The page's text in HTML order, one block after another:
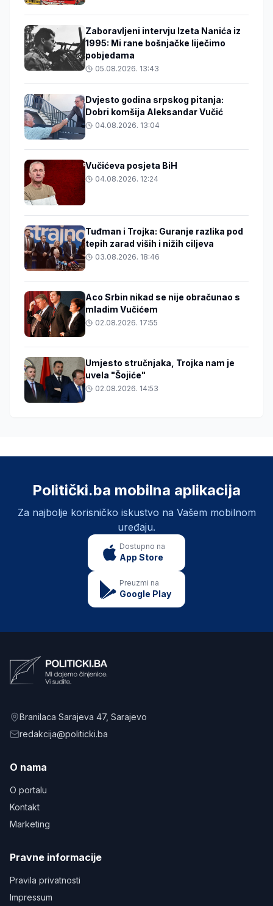
Zaboravljeni intervju Izeta Nanića iz
1995: Mi rane bošnjačke liječimo
pobjedama
05.08.2026. 13:43
Dvjesto godina srpskog pitanja:
Dobri komšija Aleksandar Vučić
04.08.2026. 13:04
Vučićeva posjeta BiH
04.08.2026. 12:24
Tuđman i Trojka: Guranje razlika pod
tepih zarad viših i nižih ciljeva
03.08.2026. 18:46
Aco Srbin nikad se nije obračunao s
mladim Vučićem
02.08.2026. 17:55
Umjesto stručnjaka, Trojka nam je
uvela "Šojiće"
02.08.2026. 14:53
Politički.ba mobilna aplikacija
Za najbolje korisničko iskustvo na Vašem mobilnom
uređaju.
Dostupno na
App Store
Preuzmi na
Google Play
Branilaca Sarajeva 47, Sarajevo
redakcija@politicki.ba
O nama
O portalu
Kontakt
Marketing
Pravne informacije
Pravila privatnosti
Impressum